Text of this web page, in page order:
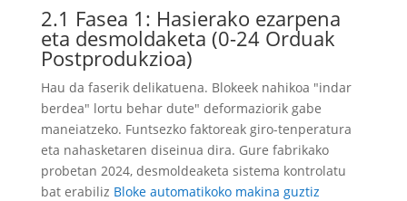
2.1 Fasea 1: Hasierako ezarpena
eta desmoldaketa (0-24 Orduak
Postprodukzioa)
Hau da faserik delikatuena. Blokeek nahikoa "indar
berdea" lortu behar dute" deformaziorik gabe
maneiatzeko. Funtsezko faktoreak giro-tenperatura
eta nahasketaren diseinua dira. Gure fabrikako
probetan 2024, desmoldeaketa sistema kontrolatu
bat erabiliz Bloke automatikoko makina guztiz